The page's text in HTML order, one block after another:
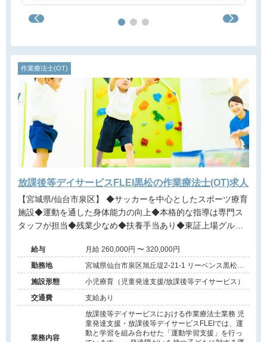
作業療法士(OT)
放課後等デイサービスFLEI黒松の作業療法士(OT)求人
【宮城県/仙台市泉区】 ◆サッカーを中心としたスポーツ療育
施設◆運動を通した身体能力の向上◆本格的な指導は専門ス
タッフが担当◆残業少なめ◆扶養手当あり◆東証上場グルー
給与
月給 260,000円 〜 320,000円
勤務地
宮城県仙台市泉区旭丘堤2-21-1 リーベンス黒松
A101
施設形態
小児療育（児童発達支援/放課後等デイサービス）
交通費
支給あり
業務内容
放課後等デイサービスにおける作業療法士業務 児
童発達支援・放課後等デイサービスFLEIでは、運
動と学習を組み合わせた「運動学習支援」を行っ